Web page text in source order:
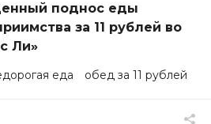
поднос еды
за 11 рублей во
Ли»
еда обед за 11 рублей